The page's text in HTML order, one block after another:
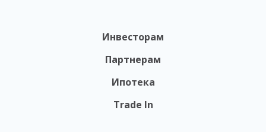
Инвесторам
Партнерам
Ипотека
Trade In